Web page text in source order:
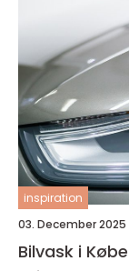
inspiration
03. December 2025
Bilvask i